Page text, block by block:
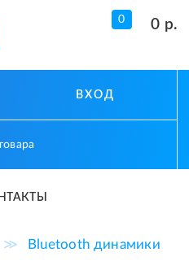
0 0 р.
ВХОД
≫ Bluetooth динамики